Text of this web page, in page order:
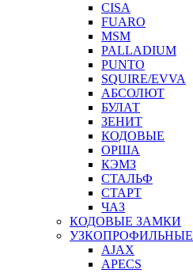
CISA
FUARO
MSM
PALLADIUM
PUNTO
SQUIRE/EVVA
АБСОЛЮТ
БУЛАТ
ЗЕНИТ
КОДОВЫЕ
ОРША
КЭМЗ
СТАЛЬФ
СТАРТ
ЧАЗ
КОДОВЫЕ ЗАМКИ
УЗКОПРОФИЛЬНЫЕ
AJAX
APECS